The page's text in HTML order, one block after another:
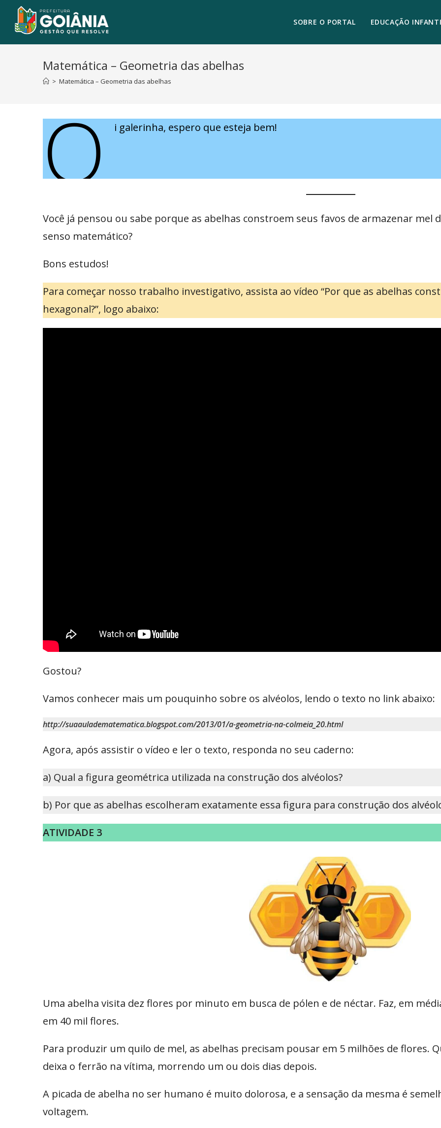
SOBRE O PORTAL EDUCAÇÃO
Matemática – Geometria das abelhas
> Matemática – Geometria das abelhas
O i galerinha, espero que esteja bem!
Você já pensou ou sabe porque as abelhas constroem seus favos de armazenar mel
senso matemático?
Bons estudos!
Para começar nosso trabalho investigativo, assista ao vídeo “Por que as abelhas
hexagonal?”, logo abaixo:
Gostou?
Vamos conhecer mais um pouquinho sobre os alvéolos, lendo o texto no link abaixo:
http://suaauladematematica.blogspot.com/2013/01/a-geometria-na-colmeia_20.html
Agora, após assistir o vídeo e ler o texto, responda no seu caderno:
a) Qual a figura geométrica utilizada na construção dos alvéolos?
b) Por que as abelhas escolheram exatamente essa figura para construção dos
ATIVIDADE 3
Uma abelha visita dez flores por minuto em busca de pólen e de néctar. Faz, em
em 40 mil flores.
Para produzir um quilo de mel, as abelhas precisam pousar em 5 milhões de flores.
deixa o ferrão na vítima, morrendo um ou dois dias depois.
A picada de abelha no ser humano é muito dolorosa, e a sensação da mesma é
voltagem.